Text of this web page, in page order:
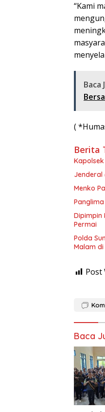
“Kami
Baca
(
Berita
Jenderal
Menko
Dipimpin
Permai
Polda
Malam di
Post
Baca